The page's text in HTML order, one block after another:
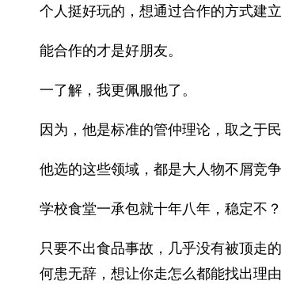
个人挺好玩的，想通过合作的方式建
能合作的才是好朋友。
一了解，我更佩服他了。
因为，他是标准的管仲理论，取之于民
他选的这些领域，都是大人物不屑竞
学校食堂一承包就十年八年，稳定不？
只要不出食品事故，几乎没有被顶走
何患无辞，想让你走怎么都能找出理